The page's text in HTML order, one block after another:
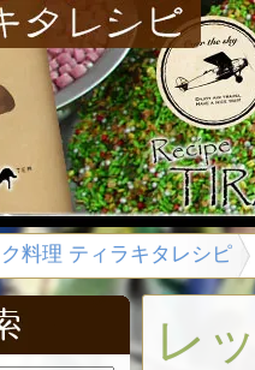
料理 ティラキタレシピ
レ